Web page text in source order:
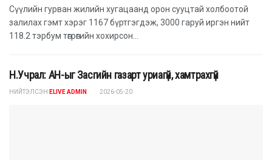
Сүүлийн гурван жилийн хугацаанд орон сууцтай холбоотой
залилах гэмт хэрэг 1167 бүртгэгдэж, 3000 гаруй иргэн нийт
118.2 тэрбум төгрөгийн хохирсон...
Н.Учрал: АН-ыг Засгийн газарт уриагүй, хамтрахгүй
НИЙТЭЛСЭН ELIVE ADMIN 2026-05-20